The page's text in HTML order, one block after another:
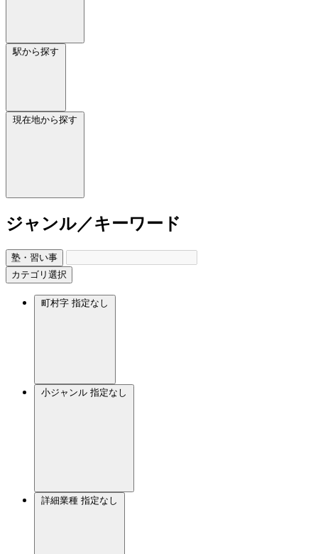
駅から探す
現在地から探す
ジャンル／キーワード
塾・習い事
カテゴリ選択
町村字 指定なし
小ジャンル 指定なし
詳細業種 指定なし